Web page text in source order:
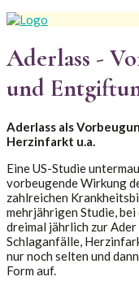
Aderlass -
und
Aderlass als
Herzinfarkt u.a.
Eine US-Studie
vorbeugende Wirkung
zahlreichen
mehrjährigen Studie,
dreimal jährlich zur
Schlaganfälle,
nur noch selten und
Form auf.